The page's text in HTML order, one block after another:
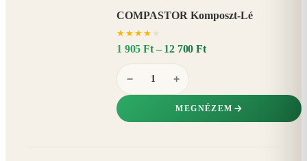
COMPASTOR Komposzt-Lé
★ ★ ★ ★
1 905 Ft – 12 700 Ft
− +
MEGNÉZEM